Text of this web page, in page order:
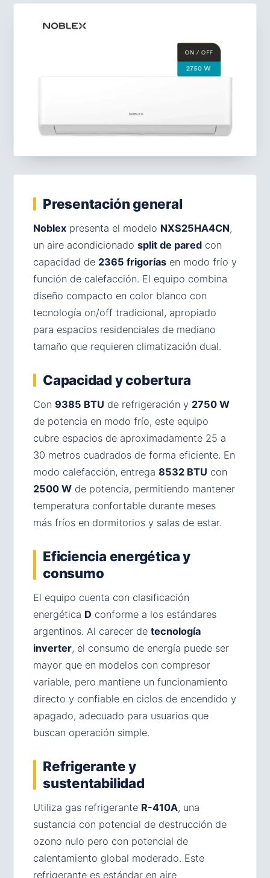
Presentación general
Noblex presenta el modelo NXS25HA4CN,
un aire acondicionado split de pared con
capacidad de 2365 frigorías en modo frío y
función de calefacción. El equipo combina
diseño compacto en color blanco con
tecnología on/off tradicional, apropiado
para espacios residenciales de mediano
tamaño que requieren climatización dual.
Capacidad y cobertura
Con 9385 BTU de refrigeración y 2750 W
de potencia en modo frío, este equipo
cubre espacios de aproximadamente 25 a
30 metros cuadrados de forma eficiente. En
modo calefacción, entrega 8532 BTU con
2500 W de potencia, permitiendo mantener
temperatura confortable durante meses
más fríos en dormitorios y salas de estar.
Eficiencia energética y
consumo
El equipo cuenta con clasificación
energética D conforme a los estándares
argentinos. Al carecer de tecnología
inverter, el consumo de energía puede ser
mayor que en modelos con compresor
variable, pero mantiene un funcionamiento
directo y confiable en ciclos de encendido y
apagado, adecuado para usuarios que
buscan operación simple.
Refrigerante y
sustentabilidad
Utiliza gas refrigerante R-410A, una
sustancia con potencial de destrucción de
ozono nulo pero con potencial de
calentamiento global moderado. Este
refrigerante es estándar en aire